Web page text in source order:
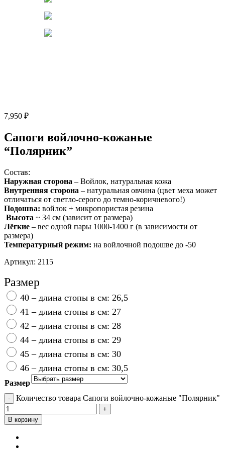
7,950 ₽
Сапоги войлочно-кожаные
“Полярник”
Состав:
Наружная сторона – Войлок, натуральная кожа
Внутренняя сторона – натуральная овчина (цвет меха может
отличаться от светло-серого до темно-коричневого!)
Подошва: войлок + микропористая резина
Высота ~ 34 см (зависит от размера)
​Лёгкие – вес одной пары 1000-1400 г (в зависимости от
размера)
Температурный режим: на войлочной подошве до -50
Артикул: 2115
Размер
40 – длина стопы в см: 26,5
41 – длина стопы в см: 27
42 – длина стопы в см: 28
44 – длина стопы в см: 29
45 – длина стопы в см: 30
46 – длина стопы в см: 30,5
Размер
Количество товара Сапоги войлочно-кожаные "Полярник"
В корзину